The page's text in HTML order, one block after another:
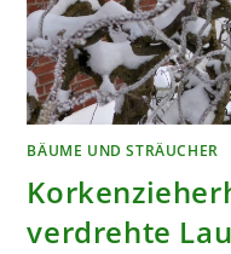
BÄUME UND STRÄUCHER
verdrehte